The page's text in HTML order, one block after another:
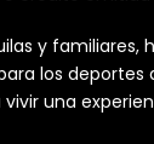
y familiares,
los deportes
una